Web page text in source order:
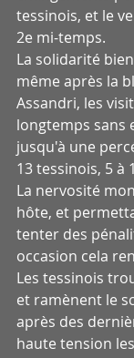
tessinois, et le
2e mi-temps.
La solidarité
même après la
Assandri, les
longtemps sans
jusqu'à une
13 tessinois, 5 à
La nervosité
hôte, et
tenter des
occasion cela
Les tessinois
et ramènent le
après des
haute tension